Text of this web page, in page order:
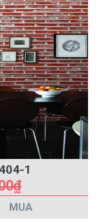
1
MUA